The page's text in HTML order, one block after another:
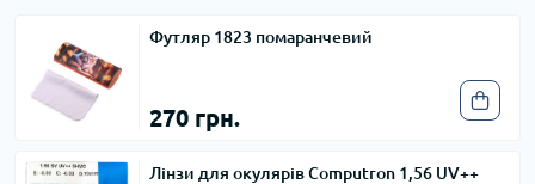
Футляр 1823 помаранчевий
270 грн.
Лінзи для окулярів Computron 1,56 UV++